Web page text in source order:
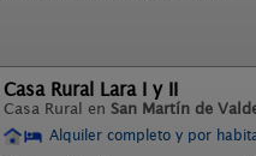
Casa Rural Lara I y II
Casa Rural en San Martín de
Alquiler completo y por